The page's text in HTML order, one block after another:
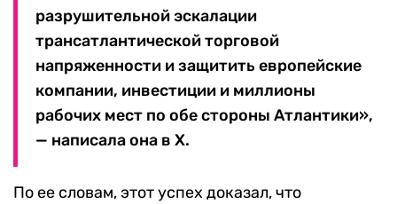
разрушительной эскалации
трансатлантической торговой
напряженности и защитить европейские
компании, инвестиции и миллионы
рабочих мест по обе стороны Атлантики»,
— написала она в X.
По ее словам, этот успех доказал, что